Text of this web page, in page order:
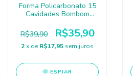
Forma Policarbonato 15
Cavidades Bombom
R$39,90
R$35,90
2x deR$17,95 sem juros
ESPIAR